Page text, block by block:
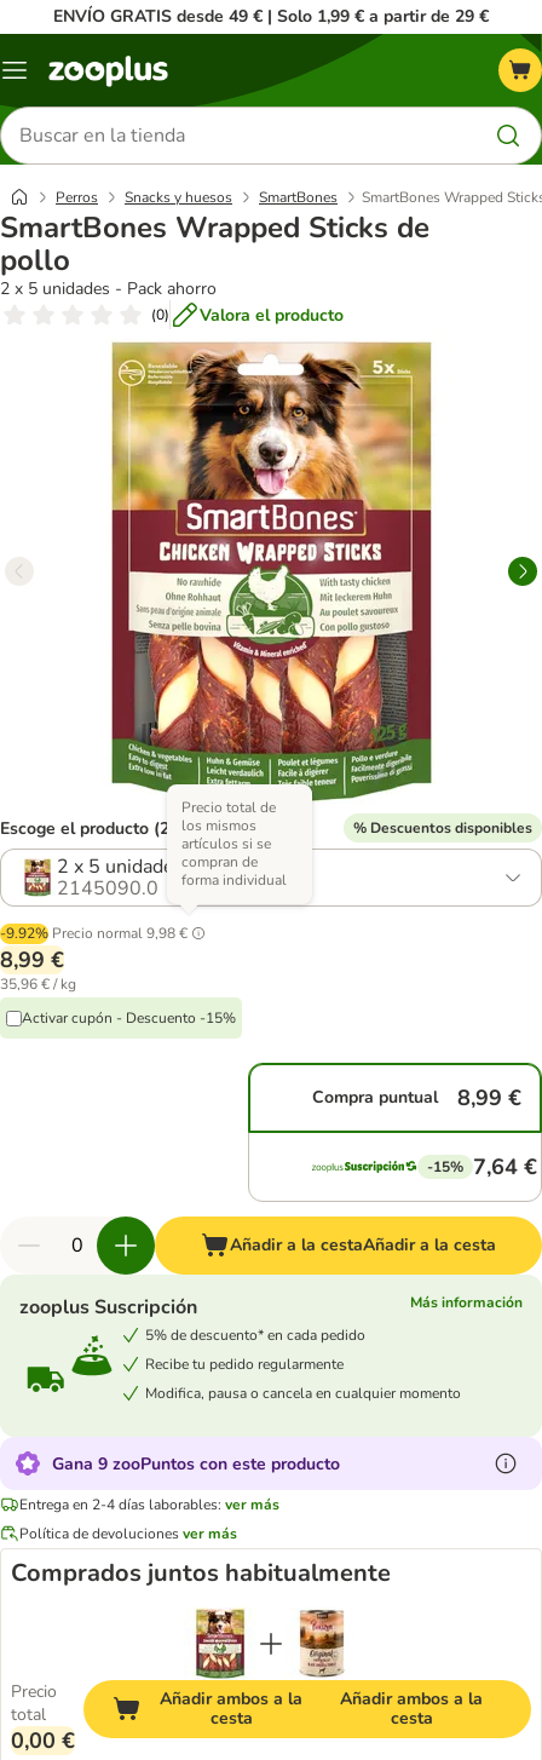
ENVÍO GRATIS desde 49 € | Solo 1,99 € a partir de 29 €
Menú
Buscar
productos
Perros Snacks y huesos SmartBones SmartBones Wrapped
SmartBones Wrapped Sticks de
pollo
2 x 5 unidades - Pack ahorro
(0) Valora el producto
Escoge el producto (2 opciones) % Descuentos disponibles
2 x 5 unidades - Pack ahorro
2145090.0
-9.92% Precio normal9,98 €
Precio total de
los mismos
artículos si se
compran de
forma individual
8,99 €
35,96 € / kg
Activar cupón - Descuento -15%
Compra puntual 8,99 €
-15% 7,64 €
Añadir a la cestaAñadir a la cesta
zooplus Suscripción
Más información
5% de descuento* en cada pedido
Recibe tu pedido regularmente
Modifica, pausa o cancela en cualquier momento
Gana 9 zooPuntos con este producto
Entrega en 2-4 días laborables: ver más
Política de devolucionesver más
Comprados juntos habitualmente
Precio
total
0,00 €
Añadir ambos a la
cesta
Añadir ambos a la
cesta